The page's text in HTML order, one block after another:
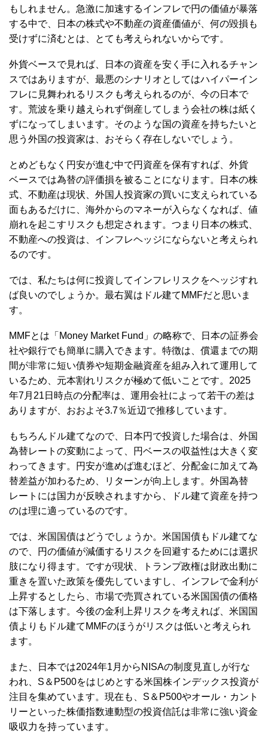
もしれません。急激に加速するインフレで円の価値が暴落
する中で、日本の株式や不動産の資産価値が、何の毀損も
受けずに済むとは、とても考えられないからです。
外貨ベースで見れば、日本の資産を安く手に入れるチャン
スではありますが、最悪のシナリオとしてはハイパーイン
フレに見舞われるリスクも考えられるのが、今の日本で
す。荒波を乗り越えられず倒産してしまう会社の株は紙く
ずになってしまいます。そのような国の資産を持ちたいと
思う外国の投資家は、おそらく存在しないでしょう。
とめどもなく円安が進む中で円資産を保有すれば、外貨
ベースでは為替の評価損を被ることになります。日本の株
式、不動産は現状、外国人投資家の買いに支えられている
面もあるだけに、海外からのマネーが入らなくなれば、値
崩れを起こすリスクも想定されます。つまり日本の株式、
不動産への投資は、インフレヘッジにならないと考えられ
るのです。
では、私たちは何に投資してインフレリスクをヘッジすれ
ば良いのでしょうか。最右翼はドル建てMMFだと思いま
す。
MMFとは「Money Market Fund」の略称で、日本の証券会
社や銀行でも簡単に購入できます。特徴は、償還までの期
間が非常に短い債券や短期金融資産を組み入れて運用して
いるため、元本割れリスクが極めて低いことです。2025
年7月21日時点の分配率は、運用会社によって若干の差は
ありますが、おおよそ3.7％近辺で推移しています。
もちろんドル建てなので、日本円で投資した場合は、外国
為替レートの変動によって、円ベースの収益性は大きく変
わってきます。円安が進めば進むほど、分配金に加えて為
替差益が加わるため、リターンが向上します。外国為替
レートには国力が反映されますから、ドル建て資産を持つ
のは理に適っているのです。
では、米国国債はどうでしょうか。米国国債もドル建てな
ので、円の価値が減価するリスクを回避するためには選択
肢になり得ます。ですが現状、トランプ政権は財政出動に
重きを置いた政策を優先していますし、インフレで金利が
上昇するとしたら、市場で売買されている米国国債の価格
は下落します。今後の金利上昇リスクを考えれば、米国国
債よりもドル建てMMFのほうがリスクは低いと考えられ
ます。
また、日本では2024年1月からNISAの制度見直しが行な
われ、S＆P500をはじめとする米国株インデックス投資が
注目を集めています。現在も、S＆P500やオール・カント
リーといった株価指数連動型の投資信託は非常に強い資金
吸収力を持っています。